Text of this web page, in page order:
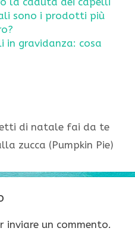
sono i prodotti più
in gravidanza: cosa
di natale fai da te
zucca (Pumpkin Pie)
inviare un commento.